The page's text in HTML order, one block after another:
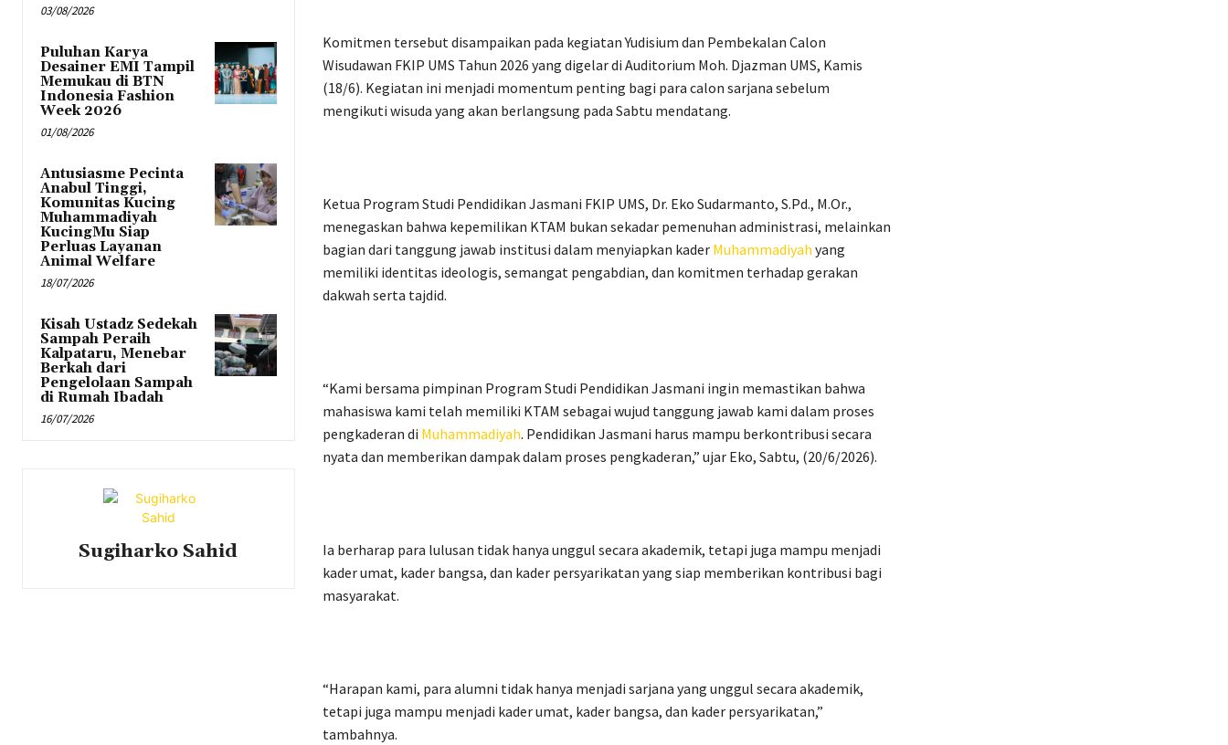
03/08/2026
Puluhan Karya
Desainer EMI Tampil
Memukau di BTN
Indonesia Fashion
Week 2026
01/08/2026
Antusiasme Pecinta
Anabul Tinggi,
Komunitas Kucing
Muhammadiyah
KucingMu Siap
Perluas Layanan
Animal Welfare
18/07/2026
Kisah Ustadz Sedekah
Sampah Peraih
Kalpataru, Menebar
Berkah dari
Pengelolaan Sampah
di Rumah Ibadah
16/07/2026
Sugiharko Sahid
Komitmen tersebut disampaikan pada kegiatan Yudisium dan Pembekalan Calon
Wisudawan FKIP UMS Tahun 2026 yang digelar di Auditorium Moh. Djazman UMS, Kamis
(18/6). Kegiatan ini menjadi momentum penting bagi para calon sarjana sebelum
mengikuti wisuda yang akan berlangsung pada Sabtu mendatang.
Ketua Program Studi Pendidikan Jasmani FKIP UMS, Dr. Eko Sudarmanto, S.Pd., M.Or.,
menegaskan bahwa kepemilikan KTAM bukan sekadar pemenuhan administrasi, melainkan
bagian dari tanggung jawab institusi dalam menyiapkan kader Muhammadiyah yang
memiliki identitas ideologis, semangat pengabdian, dan komitmen terhadap gerakan
dakwah serta tajdid.
“Kami bersama pimpinan Program Studi Pendidikan Jasmani ingin memastikan bahwa
mahasiswa kami telah memiliki KTAM sebagai wujud tanggung jawab kami dalam proses
pengkaderan di Muhammadiyah. Pendidikan Jasmani harus mampu berkontribusi secara
nyata dan memberikan dampak dalam proses pengkaderan,” ujar Eko, Sabtu, (20/6/2026).
Ia berharap para lulusan tidak hanya unggul secara akademik, tetapi juga mampu menjadi
kader umat, kader bangsa, dan kader persyarikatan yang siap memberikan kontribusi bagi
masyarakat.
“Harapan kami, para alumni tidak hanya menjadi sarjana yang unggul secara akademik,
tetapi juga mampu menjadi kader umat, kader bangsa, dan kader persyarikatan,”
tambahnya.